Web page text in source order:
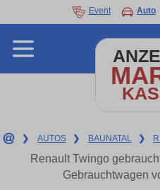
Event Auto
❯ AUTOS ❯ BAUNATAL ❯
Renault Twingo
Gebrauchtwagen